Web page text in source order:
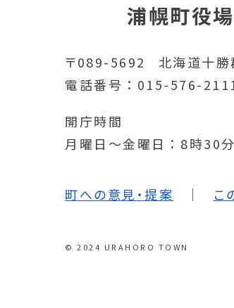
浦幌町役場
〒089-5692
北海道十
電話番号
015-576-
開庁時間
月曜日～金曜日
8時30
町への意見・提案 こ
© 2024 URAHORO TOWN